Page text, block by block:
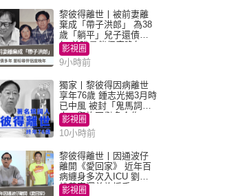
黎彼得離世丨被前妻離
棄成「帶子洪郎」 為38
歲「躺平」兒子還債多
年 曾盼尋伴侶度晚年
影視圈
9小時前
獨家丨黎彼得因病離世
享年76歲 鍾志光揭3月時
已中風 被封「鬼馬詞
人」與許冠傑多合作
影視圈
10小時前
黎彼得離世丨因通波仔
離開《愛回家》 近年百
病纏身多次入ICU 劉鑾
雄黃宗澤曾施援手
影視圈